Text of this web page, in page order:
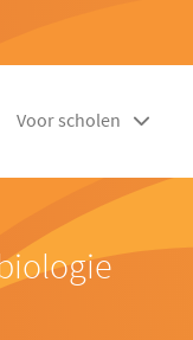
Voor scholen